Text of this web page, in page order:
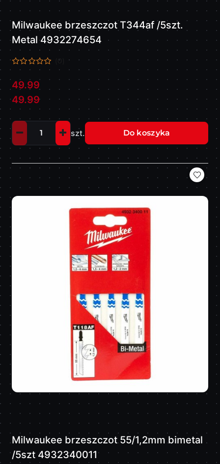
Milwaukee brzeszczot T344af /5szt.
Metal 4932274654
(0)
Cena:
49.99
Cena:
49.99
szt. Do koszyka
Milwaukee brzeszczot 55/1,2mm bimetal
/5szt 4932340011